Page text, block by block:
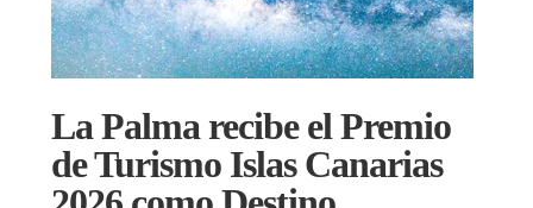
La Palma recibe el Premio
de Turismo Islas Canarias